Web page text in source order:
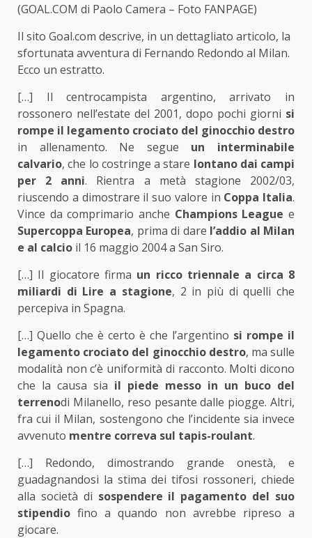
(GOAL.COM di Paolo Camera – Foto FANPAGE)
Il sito Goal.com descrive, in un dettagliato articolo, la
sfortunata avventura di Fernando Redondo al Milan.
Ecco un estratto.
[…] Il centrocampista argentino, arrivato in
rossonero nell’estate del 2001, dopo pochi giorni si
rompe il legamento crociato del ginocchio destro
in allenamento. Ne segue un interminabile
calvario, che lo costringe a stare lontano dai campi
per 2 anni. Rientra a metà stagione 2002/03,
riuscendo a dimostrare il suo valore in Coppa Italia.
Vince da comprimario anche Champions League e
Supercoppa Europea, prima di dare l’addio al Milan
e al calcio il 16 maggio 2004 a San Siro.
[…] Il giocatore firma un ricco triennale a circa 8
miliardi di Lire a stagione, 2 in più di quelli che
percepiva in Spagna.
[…] Quello che è certo è che l’argentino si rompe il
legamento crociato del ginocchio destro, ma sulle
modalità non c’è uniformità di racconto. Molti dicono
che la causa sia il piede messo in un buco del
terrenodi Milanello, reso pesante dalle piogge. Altri,
fra cui il Milan, sostengono che l’incidente sia invece
avvenuto mentre correva sul tapis-roulant.
[…] Redondo, dimostrando grande onestà, e
guadagnandosi la stima dei tifosi rossoneri, chiede
alla società di sospendere il pagamento del suo
stipendio fino a quando non avrebbe ripreso a
giocare.